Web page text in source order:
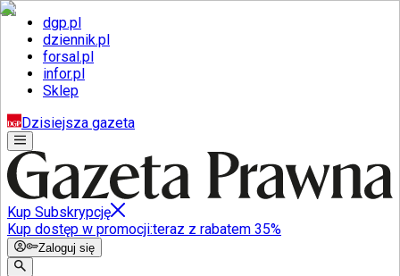
dgp.pl
dziennik.pl
forsal.pl
infor.pl
Sklep
Dzisiejsza gazeta
Kup Subskrypcję
Kup dostęp w promocji:teraz z rabatem 35%
Zaloguj się